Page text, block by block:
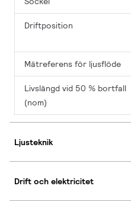
Driftposition
Mätreferens för ljusflöde
Livslängd vid 50 % bortfall
(nom)
Ljusteknik
Drift och elektricitet